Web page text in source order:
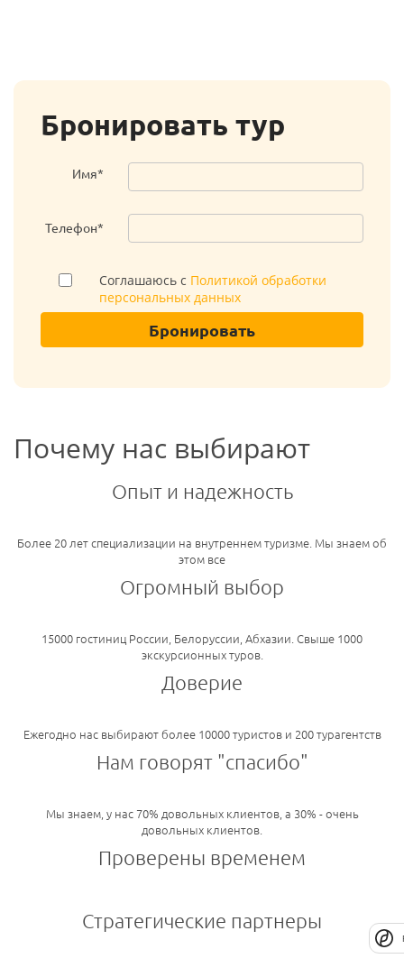
Бронировать тур
Имя*
Телефон*
Соглашаюсь с Политикой обработки
персональных данных
Бронировать
Почему нас выбирают
Опыт и надежность
Более 20 лет специализации на внутреннем туризме. Мы знаем об
этом все
Огромный выбор
15000 гостиниц России, Белоруссии, Абхазии. Свыше 1000
экскурсионных туров.
Доверие
Ежегодно нас выбирают более 10000 туристов и 200 турагентств
Нам говорят "спасибо"
Мы знаем, у нас 70% довольных клиентов, а 30% - очень
довольных клиентов.
Проверены временем
Стратегические партнеры